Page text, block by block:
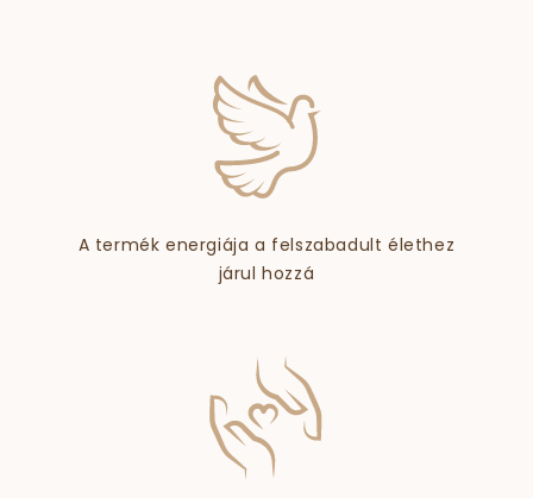
A termék energiája a felszabadult élethez
járul hozzá